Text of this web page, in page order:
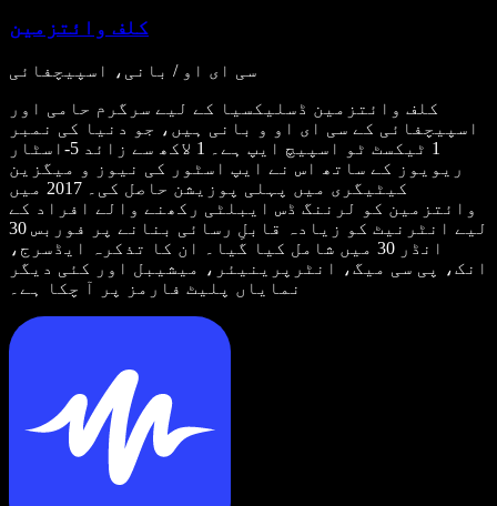
کلف وائتزمین
سی ای او / بانی، اسپیچفائی
کلف وائتزمین ڈسلیکسیا کے لیے سرگرم حامی اور
اسپیچفائی کے سی ای او و بانی ہیں، جو دنیا کی نمبر
1 ٹیکسٹ ٹو اسپیچ ایپ ہے۔ 1 لاکھ سے زائد 5-اسٹار
ریویوز کے ساتھ اس نے ایپ اسٹور کی نیوز و میگزین
کیٹیگری میں پہلی پوزیشن حاصل کی۔ 2017 میں
وائتزمین کو لرننگ ڈس ایبلٹی رکھنے والے افراد کے
لیے انٹرنیٹ کو زیادہ قابلِ رسائی بنانے پر فوربس 30
انڈر 30 میں شامل کیا گیا۔ ان کا تذکرہ ایڈسرج،
انک، پی سی میگ، انٹرپرینیئر، میشیبل اور کئی دیگر
نمایاں پلیٹ فارمز پر آ چکا ہے۔